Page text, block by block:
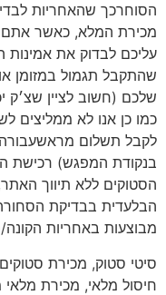
הסוחרכך שהאחריות
מכירת המלא, כאשר אתם
עליכם לבדוק את
שהתקבל תגמול במזומן
שלכם (חשוב לציין שצ׳ק
כמו כן אנו לא ממליצים
לקבל תשלום
בנקודת המפגש) רכישת
הסטוקים ללא תיווך
הבלעדית בבדיקת
מבוצעות באחריות
סיטי סטוק, מכירת
חיסול מלאי, מכירת